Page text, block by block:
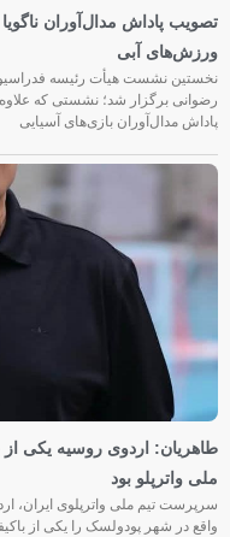
تصویب پاداش مدال‌آوران
ورزش‌های آبی
نخستین نشست هیأت رئیسه
رضوانی برگزار شد؛ نشستی که علاوه
پاداش مدال‌آوران بازی‌های آسیایی
طاهریان: اردوی روسیه یکی از
ملی واترپلو بود
سرپرست تیم ملی واترپلوی ایران،
واقع در شهر پودولسک را یکی از